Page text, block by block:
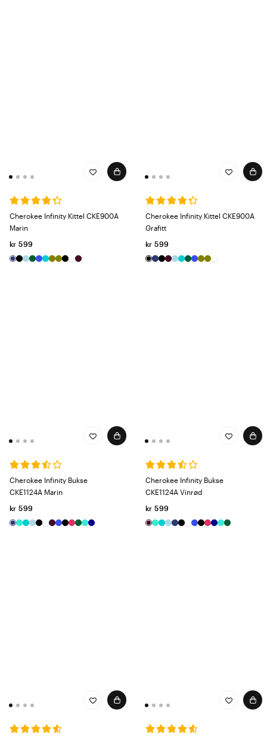
Cherokee Infinity Kittel CKE900A
Marin
kr 599
Cherokee Infinity Kittel CKE900A
Grafitt
kr 599
Cherokee Infinity Bukse
CKE1124A Marin
kr 599
Cherokee Infinity Bukse
CKE1124A Vinrød
kr 599